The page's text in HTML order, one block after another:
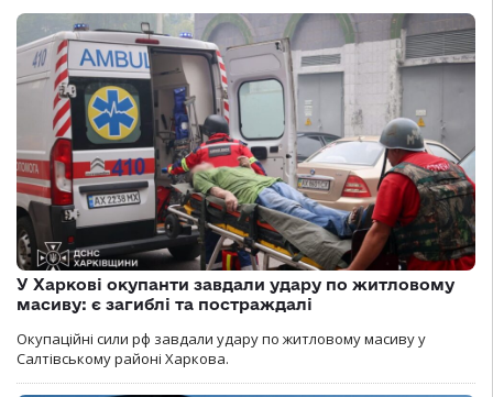
У Харкові окупанти завдали удару по житловому
масиву: є загиблі та постраждалі
Окупаційні сили рф завдали удару по житловому масиву у
Салтівському районі Харкова.